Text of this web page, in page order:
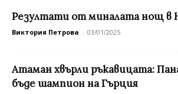
Резултати от миналата нощ в
Виктория Петрова - 03/01/2025
Атаман хвърли ръкавицата:
бъде шампион на Гърция